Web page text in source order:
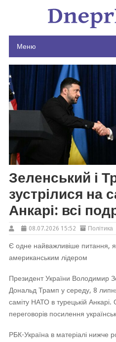
Меню
Зеленський і
зустрілися на
Анкарі: всі
08.07.2026 15:52 Політика
Є одне найважливіше питання,
американським лідером
Президент України Володимир
Дональд Трамп у середу, 8
саміту НАТО в турецькій
переговорів посилення
РБК-Україна в матеріалі нижче